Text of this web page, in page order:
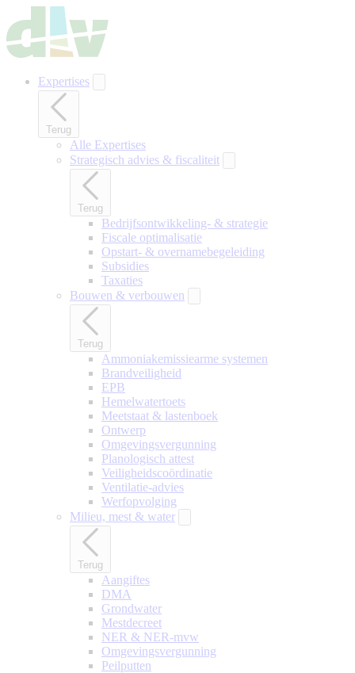
hoofdinhoud
gaan
Expertises
Terug
Alle Expertises
Strategisch advies & fiscaliteit
Terug
Bedrijfsontwikkeling- & strategie
Fiscale optimalisatie
Opstart- & overnamebegeleiding
Subsidies
Taxaties
Bouwen & verbouwen
Terug
Ammoniakemissiearme systemen
Brandveiligheid
EPB
Hemelwatertoets
Meetstaat & lastenboek
Ontwerp
Omgevingsvergunning
Planologisch attest
Veiligheidscoördinatie
Ventilatie-advies
Werfopvolging
Milieu, mest & water
Terug
Aangiftes
DMA
Grondwater
Mestdecreet
NER & NER-mvw
Omgevingsvergunning
Peilputten